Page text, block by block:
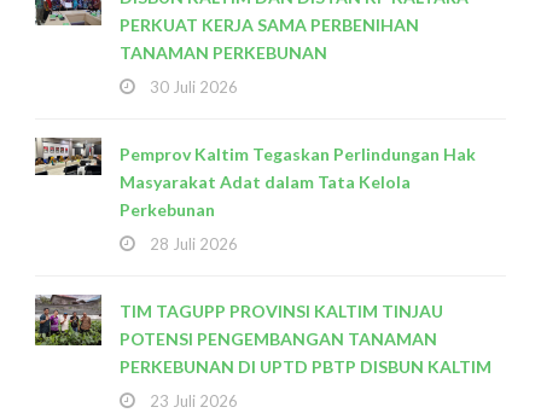
PERKUAT KERJA SAMA PERBENIHAN
TANAMAN PERKEBUNAN
30 Juli 2026
Pemprov Kaltim Tegaskan Perlindungan Hak
Masyarakat Adat dalam Tata Kelola
Perkebunan
28 Juli 2026
TIM TAGUPP PROVINSI KALTIM TINJAU
POTENSI PENGEMBANGAN TANAMAN
PERKEBUNAN DI UPTD PBTP DISBUN KALTIM
23 Juli 2026